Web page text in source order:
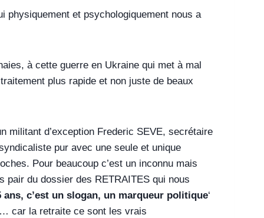
physiquement et psychologiquement nous a
à cette guerre en Ukraine qui met à mal
plus rapide et non juste de beaux
militant d’exception Frederic SEVE, secrétaire
pur avec une seule et unique
Pour beaucoup c’est un inconnu mais
du dossier des RETRAITES qui nous
ans, c’est un slogan, un marqueur politique‘
car la retraite ce sont les vrais